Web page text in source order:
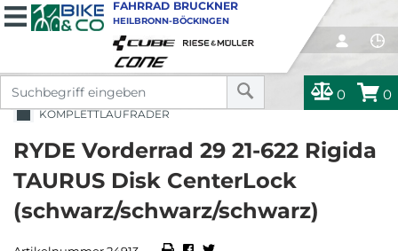
0 0
FAHRRAD BRUCKNER
HEILBRONN-BÖCKINGEN
KOMPLETTLAUFRÄDER
RYDE Vorderrad 29 21-622 Rigida
TAURUS Disk CenterLock
(schwarz/schwarz/schwarz)